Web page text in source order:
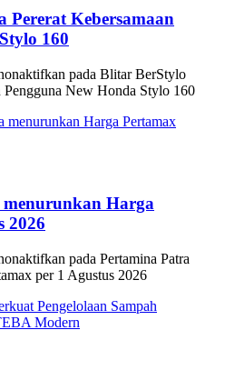
Pererat Kebersamaan
160
pada Blitar BerStylo
Pengguna New Honda Stylo 160
Harga
2026
pada Pertamina Patra
per 1 Agustus 2026